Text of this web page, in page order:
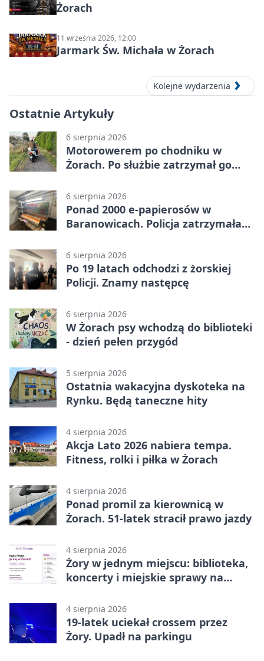
Żorach
11 września 2026, 12:00
Jarmark Św. Michała w Żorach
Kolejne wydarzenia
Ostatnie Artykuły
6 sierpnia 2026
Motorowerem po chodniku w
Żorach. Po służbie zatrzymał go
6 sierpnia 2026
Ponad 2000 e-papierosów w
Baranowicach. Policja zatrzymała
6 sierpnia 2026
Po 19 latach odchodzi z żorskiej
Policji. Znamy następcę
6 sierpnia 2026
W Żorach psy wchodzą do biblioteki
- dzień pełen przygód
5 sierpnia 2026
Ostatnia wakacyjna dyskoteka na
Rynku. Będą taneczne hity
4 sierpnia 2026
Akcja Lato 2026 nabiera tempa.
Fitness, rolki i piłka w Żorach
4 sierpnia 2026
Ponad promil za kierownicą w
Żorach. 51-latek stracił prawo jazdy
4 sierpnia 2026
Żory w jednym miejscu: biblioteka,
koncerty i miejskie sprawy na
4 sierpnia 2026
19-latek uciekał crossem przez
Żory. Upadł na parkingu